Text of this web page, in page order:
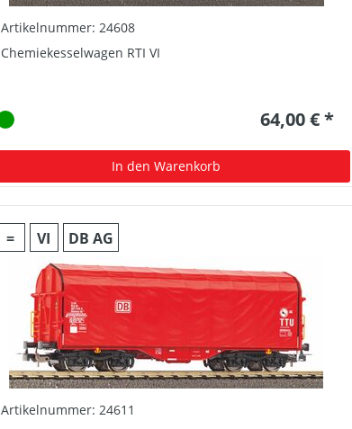
Artikelnummer: 24608
Chemiekesselwagen RTI VI
64,00 € *
In den Warenkorb
= VI DB AG
Artikelnummer: 24611